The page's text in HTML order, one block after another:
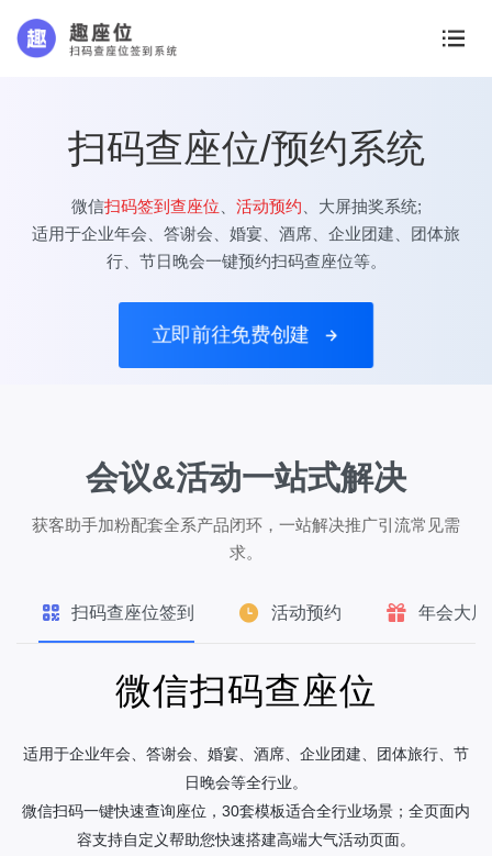
扫码查座位/预约系统
微信扫码签到查座位 活动预约 、大屏抽奖系统;
适用于企业年会、答谢会、婚宴、酒席、企业团建、团体旅
行、节日晚会一键预约扫码查座位等。
立即前往免费创建
会议&活动一站式解决
获客助手加粉配套全系产品闭环，一站解决推广引流常见需
求。
扫码查座位签到 活动预约 年会大
微信扫码查座位
适用于企业年会、答谢会、婚宴、酒席、企业团建、团体旅行、节
日晚会等全行业。
微信扫码一键快速查询座位，30套模板适合全行业场景；全页面内
容支持自定义帮助您快速搭建高端大气活动页面。